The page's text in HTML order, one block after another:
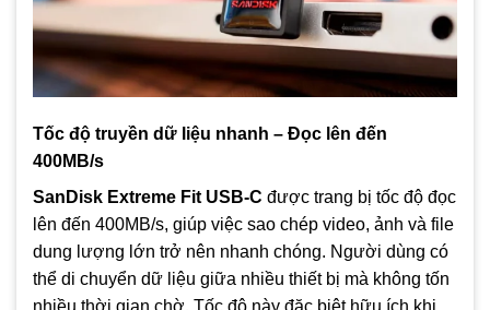
Tốc độ truyền dữ liệu nhanh – Đọc lên đến
400MB/s
SanDisk Extreme Fit USB-C được trang bị tốc độ đọc
lên đến 400MB/s, giúp việc sao chép video, ảnh và file
dung lượng lớn trở nên nhanh chóng. Người dùng có
thể di chuyển dữ liệu giữa nhiều thiết bị mà không tốn
nhiều thời gian chờ. Tốc độ này đặc biệt hữu ích khi